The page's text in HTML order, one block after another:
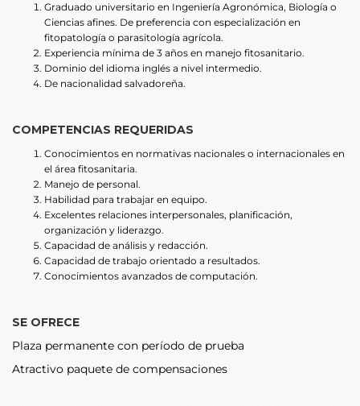
Graduado universitario en Ingeniería Agronómica, Biología o
Ciencias afines. De preferencia con especialización en
fitopatología o parasitología agrícola.
Experiencia mínima de 3 años en manejo fitosanitario.
Dominio del idioma inglés a nivel intermedio.
De nacionalidad salvadoreña.
COMPETENCIAS REQUERIDAS
Conocimientos en normativas nacionales o internacionales en
el área fitosanitaria.
Manejo de personal.
Habilidad para trabajar en equipo.
Excelentes relaciones interpersonales, planificación,
organización y liderazgo.
Capacidad de análisis y redacción.
Capacidad de trabajo orientado a resultados.
Conocimientos avanzados de computación.
SE OFRECE
Plaza permanente con período de prueba
Atractivo paquete de compensaciones